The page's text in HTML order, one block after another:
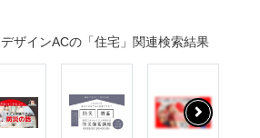
デザインACの「住宅」関連検索結果